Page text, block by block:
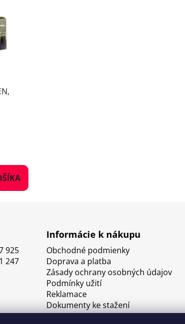
925
247
Informácie k nákupu
Obchodné podmienky
Doprava a platba
Zásady ochrany osobných údajov
Podmínky užití
Reklamace
Dokumenty ke stažení